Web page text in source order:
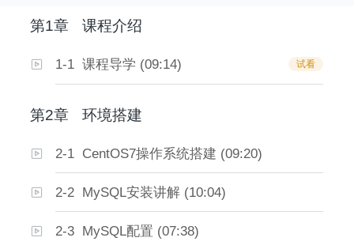
第1章 课程介绍
1-1 课程导学 (09:14) 试看
第2章 环境搭建
2-1 CentOS7操作系统搭建 (09:20)
2-2 MySQL安装讲解 (10:04)
2-3 MySQL配置 (07:38)